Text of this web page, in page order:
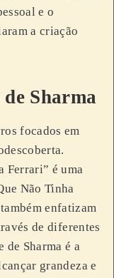
e o
a criação
Sharma
focados em
Ferrari” é uma
Não Tinha
enfatizam
de diferentes
de Sharma é a
grandeza e